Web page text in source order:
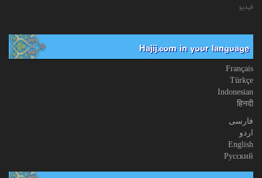
فیدیو
Hajij.com in your language
Français
Türkçe
Indonesian
हिनदी
فارسی
اردو
English
Русский